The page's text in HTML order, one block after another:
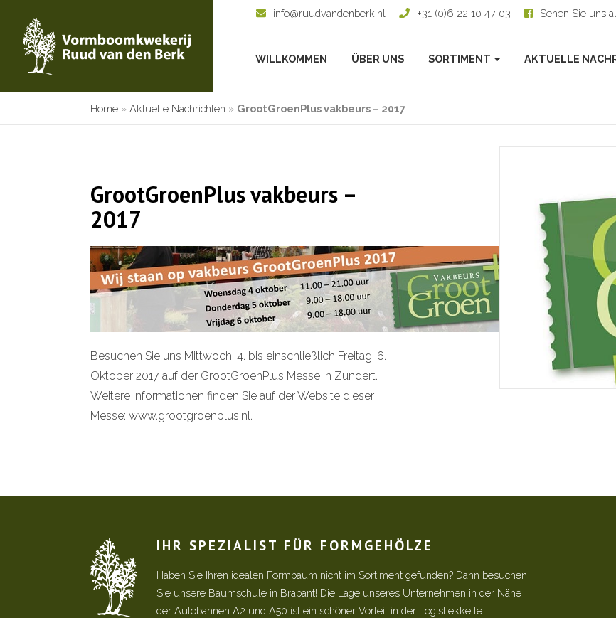
info@ruudvandenberk.nl +31 (0)6 22 10 47 03 Sehen Sie uns
WILLKOMMEN ÜBER UNS SORTIMENT AKTUELLE
Home » Aktuelle Nachrichten » GrootGroenPlus vakbeurs – 2017
GrootGroenPlus vakbeurs –
2017
Besuchen Sie uns Mittwoch, 4. bis einschließlich Freitag, 6.
Oktober 2017 auf der GrootGroenPlus Messe in Zundert.
Weitere Informationen finden Sie auf der Website dieser
Messe: www.grootgroenplus.nl.
IHR SPEZIALIST FÜR FORMGEHÖLZE
Haben Sie Ihren idealen Formbaum nicht im Sortiment gefunden? Dann besuchen
Sie unsere Baumschule in Brabant! Die Lage unseres Unternehmen in der Nähe
der Autobahnen A2 und A50 ist ein schöner Vorteil in der Logistiekkette.